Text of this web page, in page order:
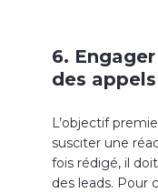
6.
des
L’objectif
susciter une
fois rédigé, il
des leads. Pour